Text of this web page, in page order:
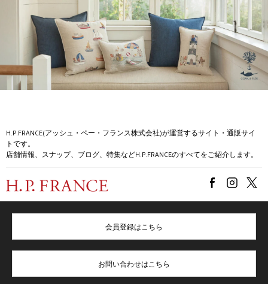
H.P.FRANCE(アッシュ・ペー・フランス株式会社)が運営するサイト・通販サイ
トです。
店舗情報、スナップ、ブログ、特集などH.P.FRANCEのすべてをご紹介します。
会員登録はこちら
お問い合わせはこちら